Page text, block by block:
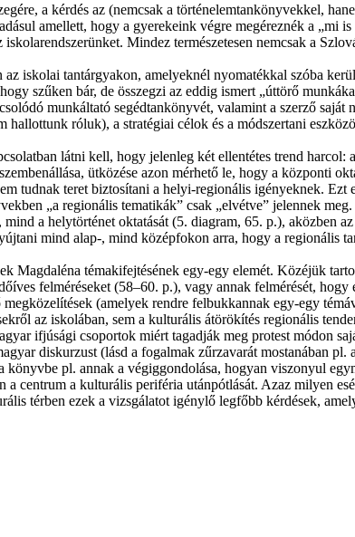
a kérdés az (nemcsak a történelemtankönyvekkel,
amellett, hogy a gyerekeink végre megéreznék a „mi
Mindez természetesen nemcsak a
iskolai tantárgyakon, amelyeknél nyomatékkal szóba
szűken bár, de összegzi az eddig ismert „úttörő
munkáltató segédtankönyvét, valamint a szerző saját
hallottunk róluk), a stratégiai célok és a módszertani
látni kell, hogy jelenleg két ellentétes trend
ütközése azon mérhető le, hogy a központi
tudnak teret biztosítani a helyi-regionális igényeknek.
„a regionális tematikák” csak „elvétve” je­lennek
a helytörténet oktatását (5. diagram, 65. p.), aközben
mind alap-, mind középfokon arra, hogy a regionális
Magdaléna témakifejtésének egy-egy elemét. Közéjük
felméréseket (58–60. p.), vagy annak felmérését,
(amelyek rendre felbukkannak egy-egy
az iskolában, sem a kulturális átörökítés regionális
ifjúsági csoportok miért tagadják meg protest módon
diskurzust (lásd a fogalmak zűrzavarát mostanában
pl. annak a végiggondolása, hogyan viszonyul
centrum a kulturális periféria utánpótlását. Azaz milyen
térben ezek a vizsgálatot igénylő legfőbb kérdések,